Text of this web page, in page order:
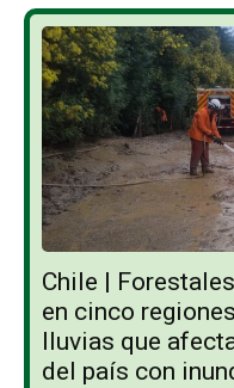
Chile |
en cinco
lluvias que
del país con